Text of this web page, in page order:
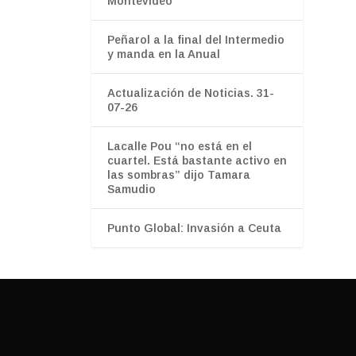
Peñarol a la final del Intermedio
y manda en la Anual
Actualización de Noticias. 31-
07-26
Lacalle Pou “no está en el
cuartel. Está bastante activo en
las sombras” dijo Tamara
Samudio
Punto Global: Invasión a Ceuta